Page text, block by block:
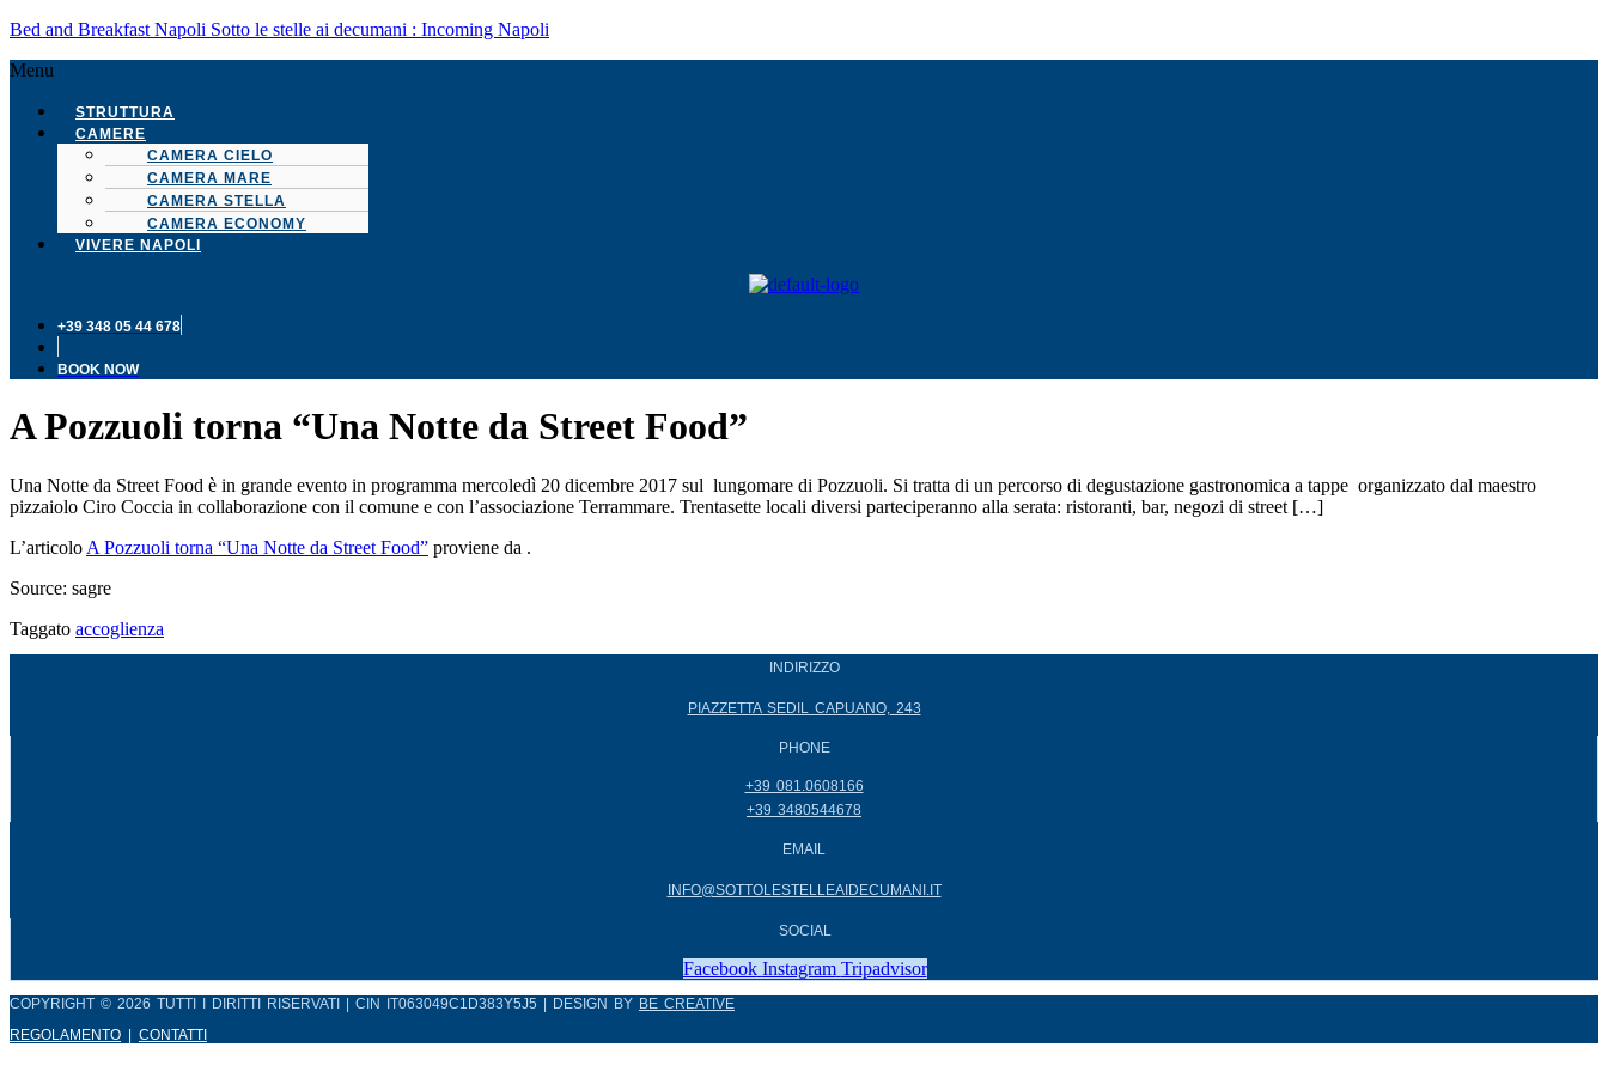
Bed and Breakfast Napoli Sotto le stelle ai decumani : Incoming Napoli
Menu
STRUTTURA
CAMERE
CAMERA CIELO
CAMERA MARE
CAMERA STELLA
CAMERA ECONOMY
VIVERE NAPOLI
+39 348 05 44 678
BOOK NOW
A Pozzuoli torna “Una Notte da Street Food”
Una Notte da Street Food è in grande evento in programma mercoledì 20 dicembre 2017 sul lungomare di Pozzuoli. Si tratta di un percorso di degustazione gastronomica a tappe organizzato dal maestro
pizzaiolo Ciro Coccia in collaborazione con il comune e con l’associazione Terrammare. Trentasette locali diversi parteciperanno alla serata: ristoranti, bar, negozi di street […]
L’articolo A Pozzuoli torna “Una Notte da Street Food” proviene da .
Source: sagre
Taggato accoglienza
INDIRIZZO
PIAZZETTA SEDIL CAPUANO, 243
PHONE
+39 081.0608166
+39 3480544678
EMAIL
INFO@SOTTOLESTELLEAIDECUMANI.IT
SOCIAL
Facebook Instagram Tripadvisor
COPYRIGHT © 2026 TUTTI I DIRITTI RISERVATI | CIN IT063049C1D383Y5J5 | DESIGN BY BE CREATIVE
REGOLAMENTO | CONTATTI